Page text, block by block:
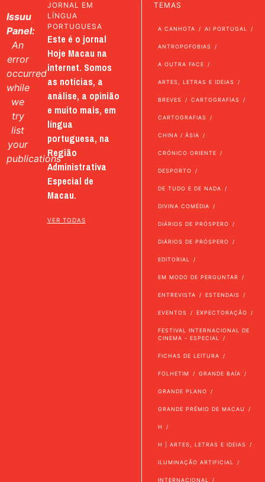
Issuu
Panel:
An
error
occurred
while
we
try
list
your
publications
JORNAL EM
LÍNGUA
PORTUGUESA
Este é o jornal
Hoje Macau na
internet. Somos
as notícias, a
análise, a opinião
e muito mais, em
língua
portuguesa, na
Região
Administrativa
Especial de
Macau.
VER TODAS
TEMAS
A CANHOTA AI PORTUGAL
ANTROPOFOBIAS
A OUTRA FACE
ARTES, LETRAS E IDEIAS
BREVES CARTOGRAFIAS
CARTOGRAFIAS
CHINA / ÁSIA
CRÓNICO ORIENTE
DESPORTO
DE TUDO E DE NADA
DIVINA COMÉDIA
DIÁRIOS DE PRÓSPERO
DIÁRIOS DE PRÓSPERO
EDITORIAL
EM MODO DE PERGUNTAR
ENTREVISTA ESTENDAIS
EVENTOS EXPECTORAÇÃO
FESTIVAL INTERNACIONAL DE
CINEMA - ESPECIAL
FICHAS DE LEITURA
FOLHETIM GRANDE BAÍA
GRANDE PLANO
GRANDE PRÉMIO DE MACAU
H
H | ARTES, LETRAS E IDEIAS
ILUMINAÇÃO ARTIFICIAL
INTERNACIONAL